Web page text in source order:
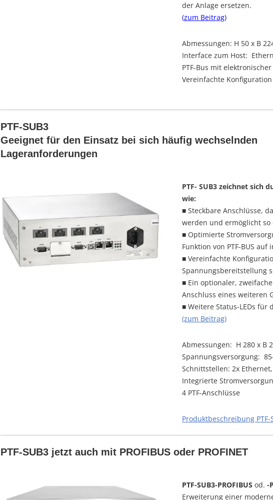
der Anlage ersetzen.
(zum Beitrag)
Abmessungen: H 50 x B
Interface zum Host:
PTF-Bus mit
Vereinfachte
PTF-SUB3
Geeignet für den Einsatz bei sich häufig wechselnden
Lageranforderungen
PTF- SUB3 zeichnet
wie:
■ Steckbare Anschlüsse,
werden und ermöglicht
■ Optimierte
Funktion von PTF-BUS
■ Vereinfachte
Spannungsbereitstellung
■ Ein optionaler,
Anschluss eines weiteren
■ Weitere Status-LEDs für
(zum Beitrag)
Abmessungen: H 280 x B
Spannungsversorgung:
Schnittstellen: 2x Ethernet,
Integrierte
4 PTF-Anschlüsse
Produktbeschreibung PTF-
PTF-SUB3 jetzt auch mit PROFIBUS oder PROFINET
PTF-SUB3-PROFIBUS od.-
Erweiterung einer